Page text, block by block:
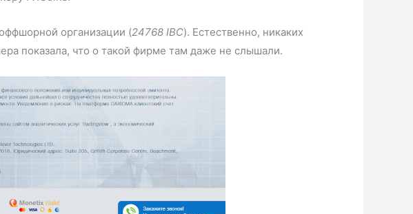
организации (24768 IBC). Естественно, никаких
показала, что о такой фирме там даже не слышали.